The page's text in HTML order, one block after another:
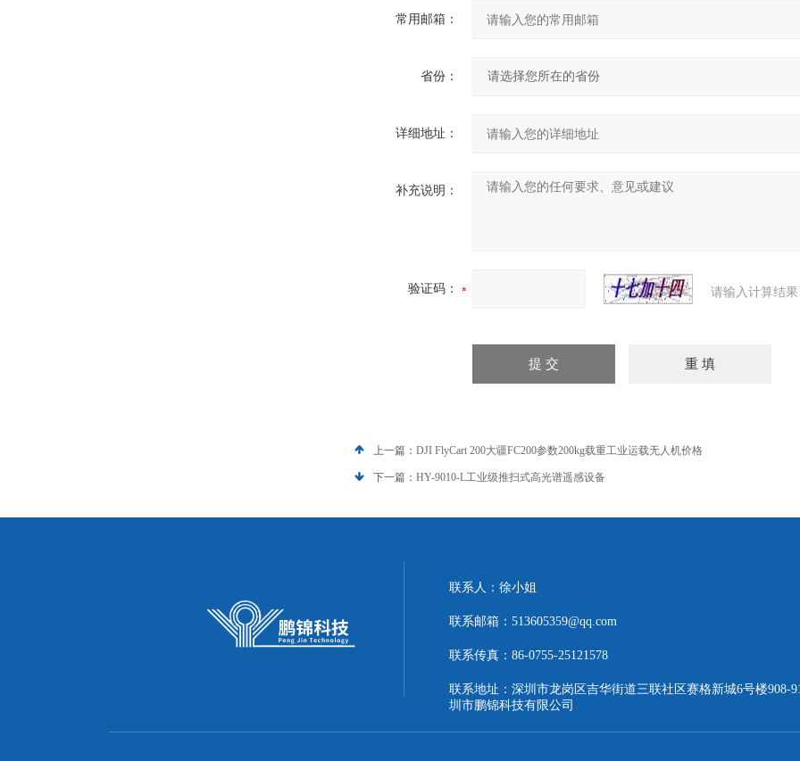
常用邮箱：
省份：
详细地址：
补充说明：
验证码： 请输入计算结
上一篇： DJI FlyCart 200大疆FC200参数200kg载重工业运载无人机价格
下一篇： HY-9010-L工业级推扫式高光谱遥感设备
联系人：徐小姐
联系邮箱：513605359@qq.com
联系传真：86-0755-25121578
联系地址：深圳市龙岗区吉华街道三联社区赛格新城6号楼908-
圳市鹏锦科技有限公司